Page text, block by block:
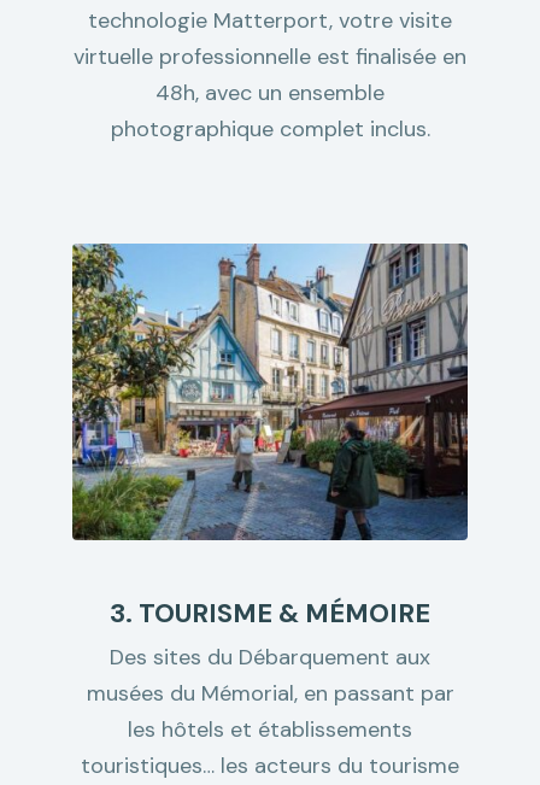
technologie Matterport, votre visite
virtuelle professionnelle est finalisée en
48h, avec un ensemble
photographique complet inclus.
3. TOURISME & MÉMOIRE
Des sites du Débarquement aux
musées du Mémorial, en passant par
les hôtels et établissements
touristiques… les acteurs du tourisme